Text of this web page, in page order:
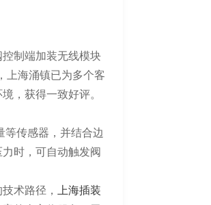
制端加装无线模块
上海涌镇已为多个客
，获得一致好评。
等传感器，并结合边
时，可自动触发阀
术路径，
上海插装